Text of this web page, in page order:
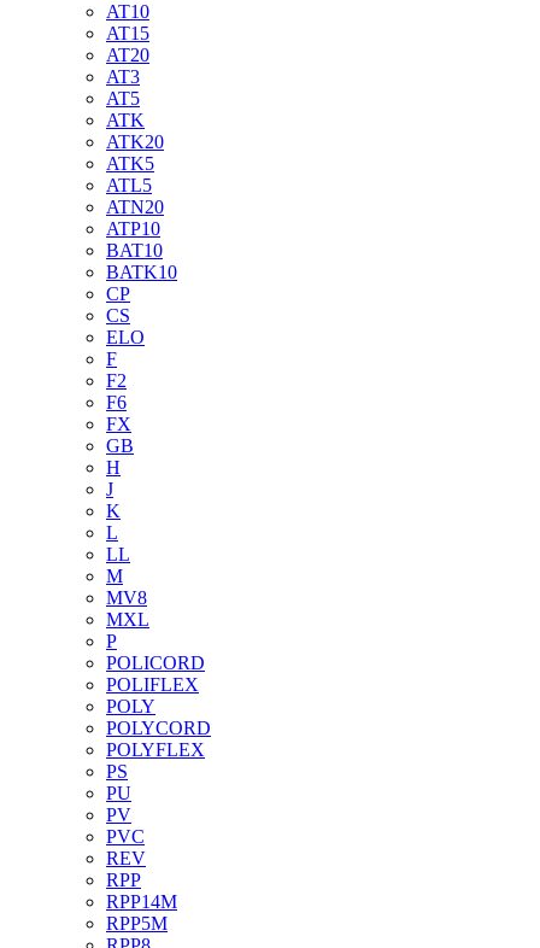
AT10
AT15
AT20
AT3
AT5
ATK
ATK20
ATK5
ATL5
ATN20
ATP10
BAT10
BATK10
CP
CS
ELO
F
F2
F6
FX
GB
H
J
K
L
LL
M
MV8
MXL
P
POLICORD
POLIFLEX
POLY
POLYCORD
POLYFLEX
PS
PU
PV
PVC
REV
RPP
RPP14M
RPP5M